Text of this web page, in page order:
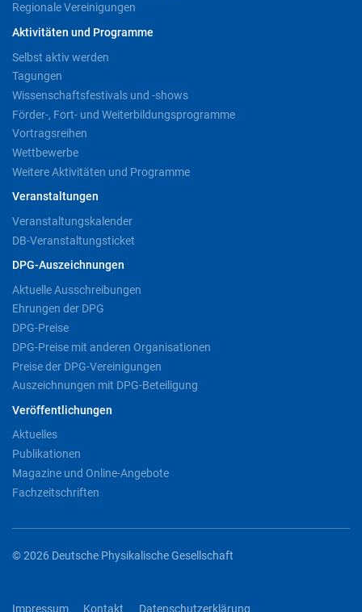
Regionale Vereinigungen
Aktivitäten und Programme
Selbst aktiv werden
Tagungen
Wissenschaftsfestivals und -shows
Förder-, Fort- und Weiterbildungsprogramme
Vortragsreihen
Wettbewerbe
Weitere Aktivitäten und Programme
Veranstaltungen
Veranstaltungskalender
DB-Veranstaltungsticket
DPG-Auszeichnungen
Aktuelle Ausschreibungen
Ehrungen der DPG
DPG-Preise
DPG-Preise mit anderen Organisationen
Preise der DPG-Vereinigungen
Auszeichnungen mit DPG-Beteiligung
Veröffentlichungen
Aktuelles
Publikationen
Magazine und Online-Angebote
Fachzeitschriften
© 2026 Deutsche Physikalische Gesellschaft
Impressum Kontakt Datenschutzerklärung